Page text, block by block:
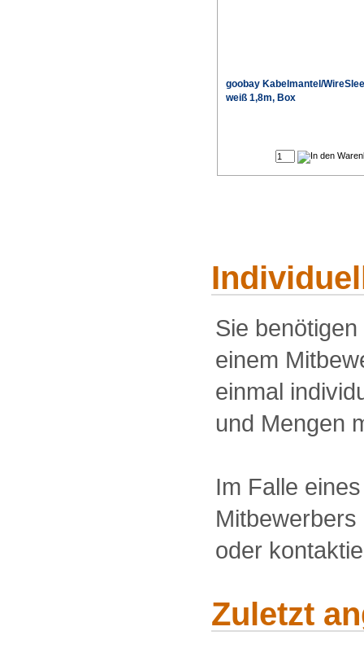
goobay Kabelmantel/
weiß 1,8m, Box
Sie
einem
einmal
und Mengen
Im Falle
oder
Zuletzt